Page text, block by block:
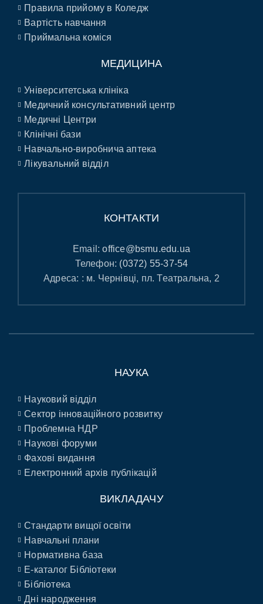
Правила прийому в Коледж
Вартість навчання
Приймальна коміся
МЕДИЦИНА
Університетська клініка
Медичний консультативний центр
Медичні Центри
Клінічні бази
Навчально-виробнича аптека
Лікувальний відділ
КОНТАКТИ
Email:office@bsmu.edu.ua
Телефон: (0372) 55-37-54
Адреса: : м. Чернівці, пл. Театральна, 2
НАУКА
Науковий відділ
Сектор інноваційного розвитку
Проблемна НДР
Наукові форуми
Фахові видання
Електронний архів публікацій
ВИКЛАДАЧУ
Стандарти вищої освіти
Навчальні плани
Нормативна база
E-каталог Бібліотеки
Бібліотека
Дні народження